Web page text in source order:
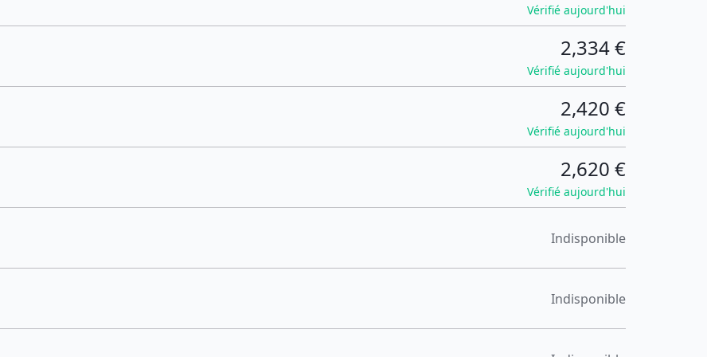
Vérifié aujourd'hui
2,334 €
Vérifié aujourd'hui
2,420 €
Vérifié aujourd'hui
2,620 €
Vérifié aujourd'hui
Indisponible
Indisponible